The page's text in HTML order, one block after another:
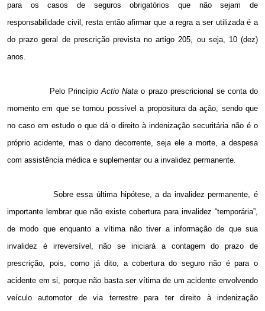
para os casos de seguros obrigatórios que não sejam de
responsabilidade civil, resta então afirmar que a regra a ser utilizada é a
do prazo geral de prescrição prevista no artigo 205, ou seja, 10 (dez)
anos.
Pelo PrincípioActio Nata o prazo prescricional se conta do
momento em que se tornou possível a propositura da ação, sendo que
no caso em estudo o que dá o direito à indenização securitária não é o
próprio acidente, mas o dano decorrente, seja ele a morte, a despesa
com assistência médica e suplementar ou a invalidez permanente.
Sobre essa última hipótese, a da invalidez permanente, é
importante lembrar que não existe cobertura para invalidez “temporária”,
de modo que enquanto a vítima não tiver a informação de que sua
invalidez é irreversível, não se iniciará a contagem do prazo de
prescrição, pois, como já dito, a cobertura do seguro não é para o
acidente em si, porque não basta ser vítima de um acidente envolvendo
veículo automotor de via terrestre para ter direito à indenização